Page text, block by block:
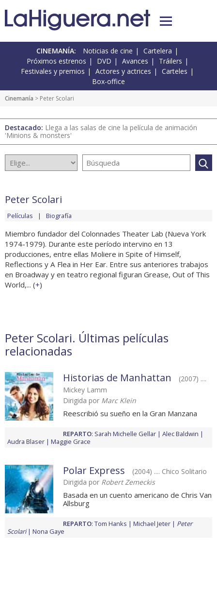
CINEMANÍA: Noticias de cine
Cartelera
Próximos estrenos
DVD Avances
Tráilers
Festivales y premios
Actores y actrices
Carteles
Box-office
Cinemanía > Peter Scolari
Destacado: Llega a las salas de cine la película de animación
'Minions & monsters'
Peter Scolari
Películas Biografía
Miembro fundador del Colonnades Theater Lab (Nueva York
1974-1979). Durante este período intervino en 13
producciones, entre ellas Moliere in Spite of Himself,
Reflections y A Flea in Her Ear. Entre sus anteriores trabajos
en Broadway y en teatro regional figuran Grease, Out of This
World,... (+)
Peter Scolari. Últimas películas
relacionadas
Historias de Manhattan
(2007) ....
Mickey Lamm
Dirigida por Marc Klein
Reescribió su sueño en la Gran Manzana
REPARTO: Sarah Michelle Gellar
Alec Baldwin
Audra Blaser
Maggie Grace
Polar Express
(2004) .... Chico Solitario
Dirigida por Robert Zemeckis
Basada en un cuento americano de Chris Van
Allsburg
REPARTO: Tom Hanks Michael Jeter
Peter
Scolari
Nona Gaye